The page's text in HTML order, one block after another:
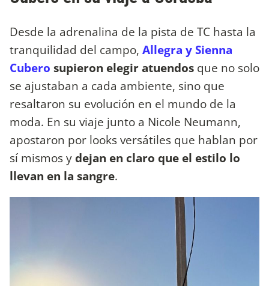
Desde la adrenalina de la pista de TC hasta la
tranquilidad del campo, Allegra y Sienna
Cubero supieron elegir atuendos que no solo
se ajustaban a cada ambiente, sino que
resaltaron su evolución en el mundo de la
moda. En su viaje junto a Nicole Neumann,
apostaron por looks versátiles que hablan por
sí mismos ydejan en claro que el estilo lo
llevan en la sangre.